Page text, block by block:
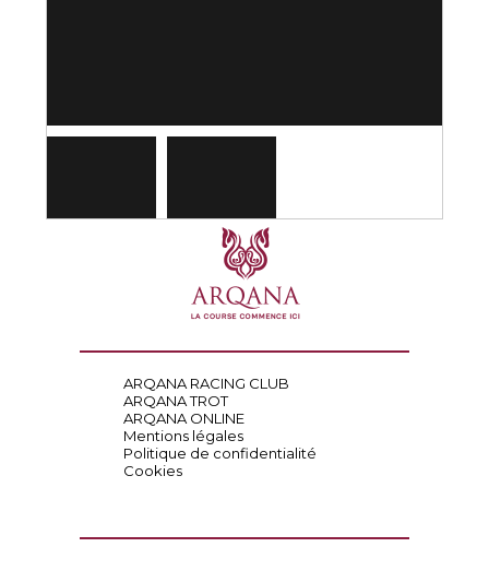
ARQANA RACING CLUB
ARQANA TROT
ARQANA ONLINE
Mentions légales
Politique de confidentialité
Cookies